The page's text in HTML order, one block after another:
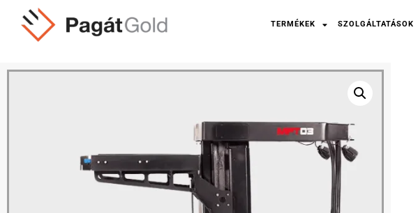
TERMÉKEK SZOLGÁLTATÁSOK